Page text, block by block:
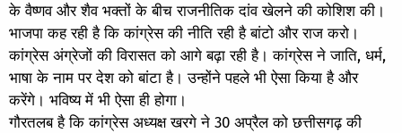
के वैष्णव और शैव भक्तों के बीच राजनीतिक दांव खेलने की कोशिश की।
भाजपा कह रही है कि कांग्रेस की नीति रही है बांटो और राज करो।
कांग्रेस अंग्रेजों की विरासत को आगे बढ़ा रही है। कांग्रेस ने जाति, धर्म,
भाषा के नाम पर देश को बांटा है। उन्होंने पहले भी ऐसा किया है और
करेंगे। भविष्य में भी ऐसा ही होगा।
गौरतलब है कि कांग्रेस अध्यक्ष खरगे ने 30 अप्रैल को छत्तीसगढ़ की